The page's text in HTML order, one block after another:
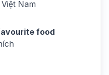
Nam
food